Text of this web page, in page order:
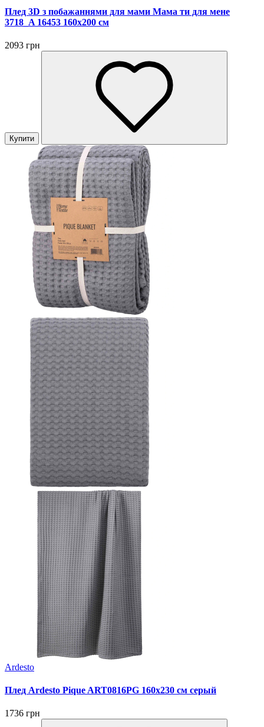
Плед 3D з побажаннями для мами Мама ти для мене
3718_A 16453 160х200 см
2093 грн
Купити
Ardesto
Плед Ardesto Pique ART0816PG 160х230 см серый
1736 грн